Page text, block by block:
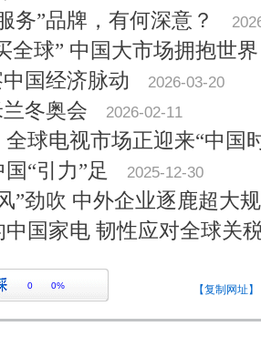
务”品牌，有何深意？
全球” 中国大市场拥抱世界
国经济脉动
2026-03-20
冬奥会 2026-02-11
球电视市场正迎来“中国
“引力”足
2025-12-30
”劲吹 中外企业逐鹿超大
国家电 韧性应对全球关
0 0% 【复制网址】